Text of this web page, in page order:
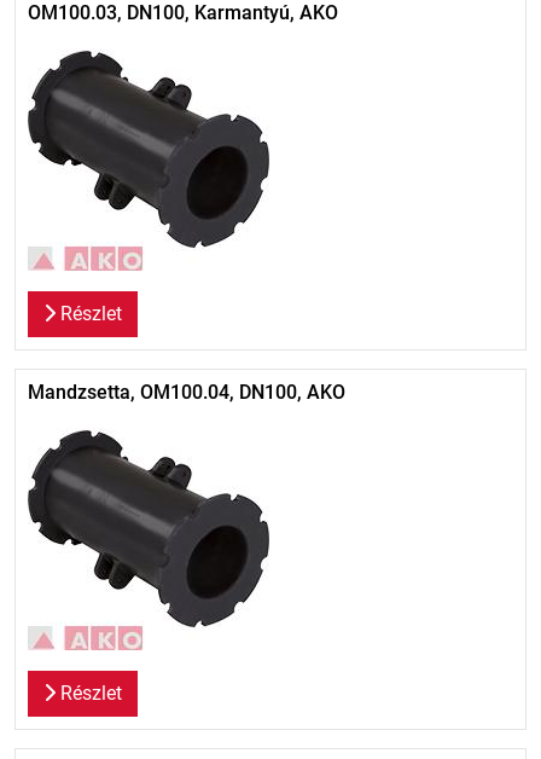
OM100.03, DN100, Karmantyú, AKO
Részlet
Mandzsetta, OM100.04, DN100, AKO
Részlet